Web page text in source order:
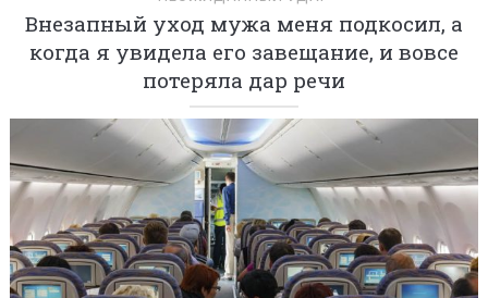
Внезапный уход мужа меня подкосил, а
когда я увидела его завещание, и вовсе
потеряла дар речи